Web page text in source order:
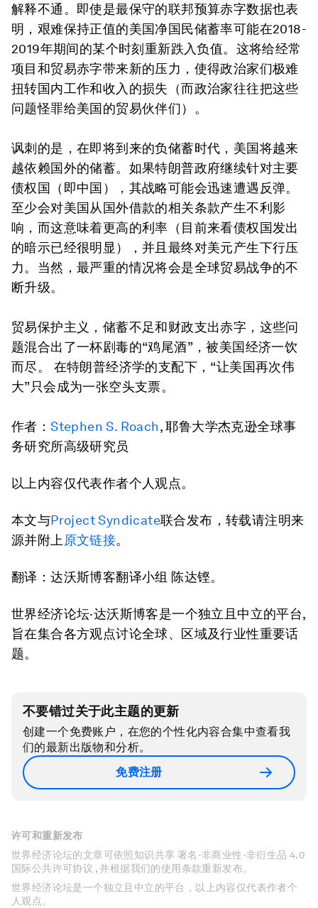
解释不通。即使是最保守的联邦预算赤字数据也表
明，艰难保持正值的美国净国民储蓄率可能在2018-
2019年期间的某个时刻重新跌入负值。这将给经常
项目和贸易赤字带来新的压力，使得政治家们极难
扭转国内工作和收入的损失（而政治家往往把这些
问题怪罪给美国的贸易伙伴们）。
讽刺的是，在即将到来的负储蓄时代，美国将越来
越依赖国外的储蓄。如果特朗普政府继续针对主要
债权国（即中国），其战略可能会迅速遭遇反弹。
至少会对美国从国外借款的相关条款产生不利影
响，而这意味着更高的利率（目前来看债权国发出
的暗示已经很明显），并且最终对美元产生下行压
力。当然，最严重的情况将会是全球贸易战争的不
断升级。
贸易保护主义，储蓄不足和财政支出赤字，这些问
题混合出了一杯剧毒的“鸡尾酒”，被美国经济一饮
而尽。 在特朗普经济学的支配下，“让美国再次伟
大”只会成为一张空头支票。
作者：Stephen S. Roach, 耶鲁大学杰克逊全球事
务研究所高级研究员
以上内容仅代表作者个人观点。
本文与Project Syndicate联合发布，转载请注明来
源并附上 原文链接。
翻译：达沃斯博客翻译小组 陈达铿。
世界经济论坛·达沃斯博客是一个独立且中立的平台,
旨在集合各方观点讨论全球、区域及行业性重要话
题。
不要错过关于此主题的更新
创建一个免费账户，在您的个性化内容合集中查看我
们的最新出版物和分析。
免费注册
许可和重新发布
世界经济论坛的文章可依照知识共享 署名-非商业性-非衍生品 4.0
国际公共许可协议 , 并根据我们的使用条款重新发布。
世界经济论坛是一个独立且中立的平台，以上内容仅代表作者个
人观点。